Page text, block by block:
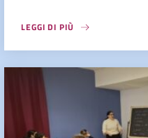
LEGGI DI PIÙ